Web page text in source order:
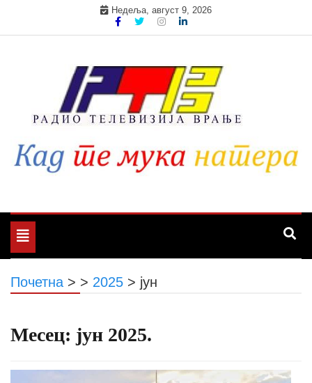
Недеља, август 9, 2026
Toggle
navigation
Почетна > > 2025 > јун
Месец: јун 2025.